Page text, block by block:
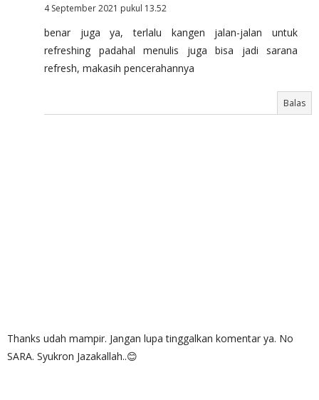
4 September 2021 pukul 13.52
benar juga ya, terlalu kangen jalan-jalan untuk
refreshing padahal menulis juga bisa jadi sarana
refresh, makasih pencerahannya
Balas
Thanks udah mampir. Jangan lupa tinggalkan komentar ya. No
SARA. Syukron Jazakallah..😊